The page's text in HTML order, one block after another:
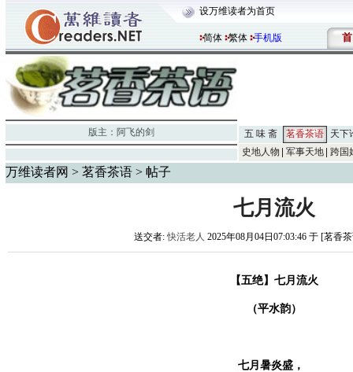
设万维读者为首页
简体 繁体 手机版 首
版主： 阿飞的剑 五 味 斋 茗香茶语
天下
史地人物
军事天地 跨国
万维读者网 > 茗香茶语 > 帖子
七月流火
送交者:快活老人 2025年08月04日07:03:46 于 [茗香
【五绝】七月流火
（平水韵）
七月暑炎盛，